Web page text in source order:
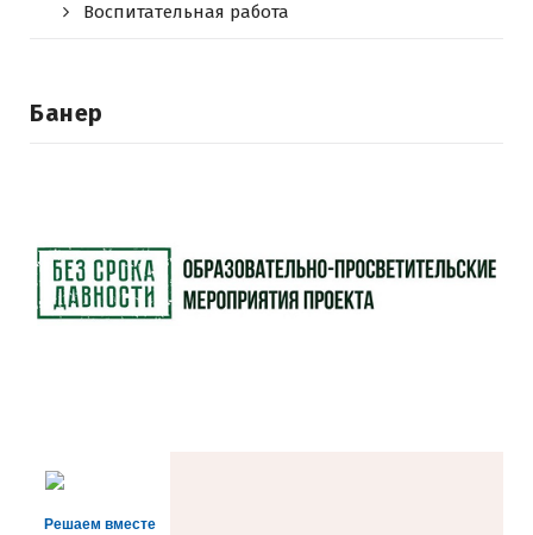
Воспитательная работа
Банер
Решаем вместе